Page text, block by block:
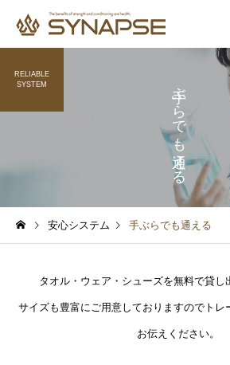
寄り添うサポート
毎日1時間の寝不足でも太
変化
手ぶらでも通える
RELIABLE
SYSTEM
安心システム 手ぶらでも通える
タオル・ウェア・シューズを無料で貸し
サイズも豊富にご用意しておりますのでトレ
お伝えください。